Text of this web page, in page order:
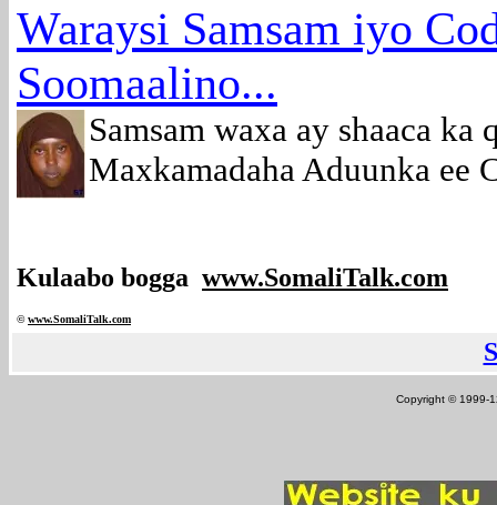
Waraysi Samsam iyo
Soomaalino...
Samsam waxa ay shaaca
Maxkamadaha Aduunka ee
Kulaabo bogga www.SomaliTalk.com
©www.SomaliTalk.com
Copyright © 1999-